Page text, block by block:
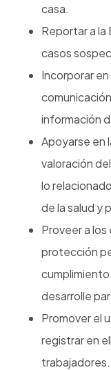
casa.
Reportar a la
casos
Incorporar
información
Apoyarse en
valoración
lo
de la salud y
Proveer a
protección
desarrolle
Promover el
registrar en
trabajadores.